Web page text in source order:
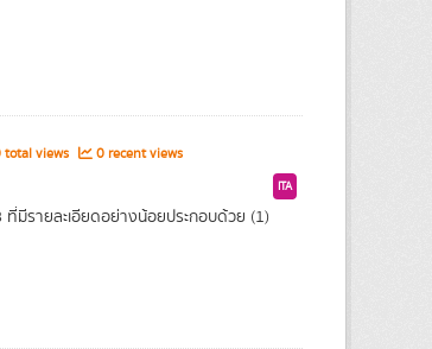
views 0 recent views
ITA
มีรายละเอียดอย่างน้อยประกอบด้วย (1)